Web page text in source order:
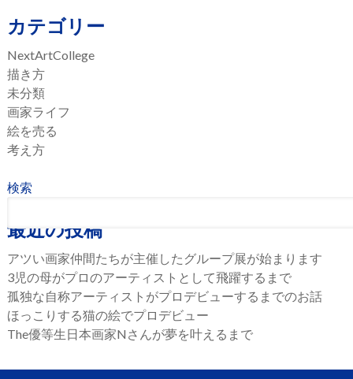
カテゴリー
NextArtCollege
描き方
未分類
画家ライフ
絵を売る
考え方
検索
最近の投稿
アツい画家仲間たちが主催したグループ展が始まります
3児の母がプロのアーティストとして飛躍するまで
孤独な自称アーティストがプロデビューするまでのお話
ほっこりする猫の絵でプロデビュー
The優等生日本画家Nさんが夢を叶えるまで